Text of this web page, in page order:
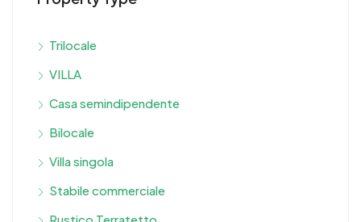
Trilocale
VILLA
Casa semindipendente
Bilocale
Villa singola
Stabile commerciale